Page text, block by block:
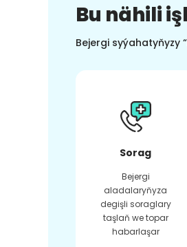
Bu nähili
Bejergi syýahatyňyzy
Sorag
Bejergi
aladalaryňyza
degişli soraglary
taşlaň we topar
habarlaşar